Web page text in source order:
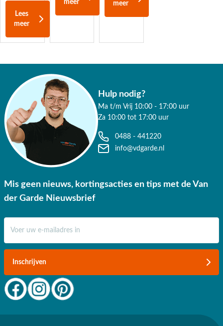
van uitstekende kwaliteit en zijn scherp geprijsd. Bij ons profiteert u
niet alleen van de laagsteprijsgarantie, maar ook van de beste
bestelling gratis thuisbezorgd. Sommige parasols heeft u al binnen 2 á
met ons op.
Lees
meer
meer
meer
Hulp nodig?
Ma t/m Vrij 10:00 - 17:00 uur
Za 10:00 tot 17:00 uur
0488 - 441220
info@vdgarde.nl
Mis geen nieuws, kortingsacties en tips met de Van
der Garde Nieuwsbrief
Inschrijven